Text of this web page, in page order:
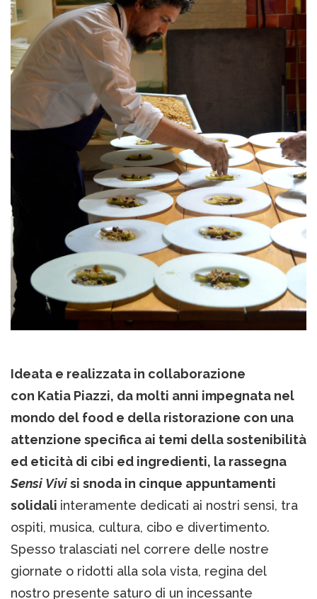
Ideata e realizzata in collaborazione
con Katia Piazzi, da molti anni impegnata nel
mondo del food e della ristorazione con una
attenzione specifica ai temi della sostenibilità
ed eticità di cibi ed ingredienti, la rassegna
Sensi Vivisi snoda in cinque appuntamenti
solidali interamente dedicati ai nostri sensi, tra
ospiti, musica, cultura, cibo e divertimento.
Spesso tralasciati nel correre delle nostre
giornate o ridotti alla sola vista, regina del
nostro presente saturo di un incessante